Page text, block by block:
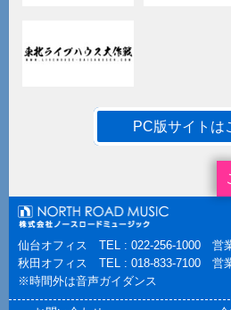
PC版サイトは
仙台オフィス TEL : 022-256-1000 営
秋田オフィス TEL : 018-833-7100 営
※時間外は音声ガイダンス